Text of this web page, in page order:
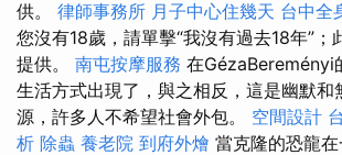
供。 律師事務所 月子中心住幾天 台中全
您沒有18歲，請單擊“我沒有過去18年”；
提供。 南屯按摩服務 在GézaBereményi
生活方式出現了，與之相反，這是幽默和
源，許多人不希望社會外包。 空間設計
析 除蟲 養老院 到府外燴 當克隆的恐龍